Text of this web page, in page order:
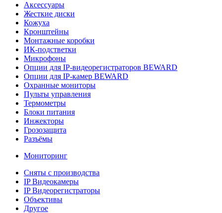
Аксессуары
Жесткие диски
Кожуха
Кронштейны
Монтажные коробки
ИК-подстветки
Микрофоны
Опции для IP-видеорегистраторов BEWARD
Опции для IP-камер BEWARD
Охранные мониторы
Пульты управления
Термометры
Блоки питания
Инжекторы
Грозозащита
Разъёмы
Мониторинг
Сняты с производства
IP Видеокамеры
IP Видеорегистраторы
Объективы
Другое